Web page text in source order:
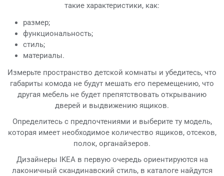
такие характеристики, как:
размер;
функциональность;
стиль;
материалы.
Измерьте пространство детской комнаты и убедитесь, что
габариты комода не будут мешать его перемещению, что
другая мебель не будет препятствовать открыванию
дверей и выдвижению ящиков.
Определитесь с предпочтениями и выберите ту модель,
которая имеет необходимое количество ящиков, отсеков,
полок, органайзеров.
Дизайнеры IKEA в первую очередь ориентируются на
лаконичный скандинавский стиль, в каталоге найдутся